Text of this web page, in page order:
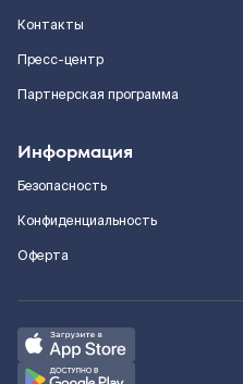
Контакты
Пресс-центр
Партнерская программа
Информация
Безопасность
Конфиденциальность
Оферта